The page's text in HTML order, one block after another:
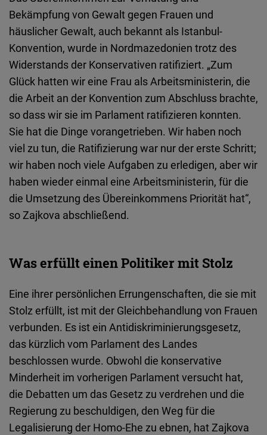
Bekämpfung von Gewalt gegen Frauen und
häuslicher Gewalt, auch bekannt als Istanbul-
Konvention, wurde in Nordmazedonien trotz des
Widerstands der Konservativen ratifiziert. „Zum
Glück hatten wir eine Frau als Arbeitsministerin, die
die Arbeit an der Konvention zum Abschluss brachte,
so dass wir sie im Parlament ratifizieren konnten.
Sie hat die Dinge vorangetrieben. Wir haben noch
viel zu tun, die Ratifizierung war nur der erste Schritt;
wir haben noch viele Aufgaben zu erledigen, aber wir
haben wieder einmal eine Arbeitsministerin, für die
die Umsetzung des Übereinkommens Priorität hat“,
so Zajkova abschließend.
Was erfüllt einen Politiker mit Stolz
Eine ihrer persönlichen Errungenschaften, die sie mit
Stolz erfüllt, ist mit der Gleichbehandlung von Frauen
verbunden. Es ist ein Antidiskriminierungsgesetz,
das kürzlich vom Parlament des Landes
beschlossen wurde. Obwohl die konservative
Minderheit im vorherigen Parlament versucht hat,
die Debatten um das Gesetz zu verdrehen und die
Regierung zu beschuldigen, den Weg für die
Legalisierung der Homo-Ehe zu ebnen, hat Zajkova